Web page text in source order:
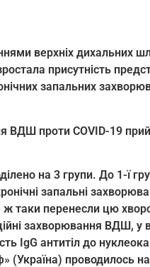
верхніх дихальних
присутність
запальних
ВДШ проти COVID-19
на 3 групи. До 1-ї
запальні
ж таки перенесли цю
захворювання ВДШ, у
IgG антитіл до
(Україна) проводилось